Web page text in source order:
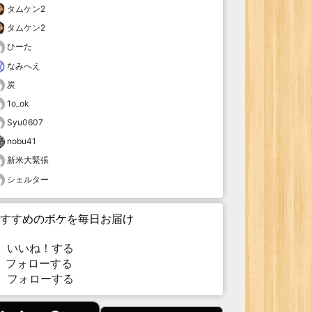
タムケン2
タムケン2
ひーた
なみへえ
炭
1o_ok
Syu0607
nobu41
新米大緊張
シェルター
すめのボケを毎日お届け
いいね！する
ォローする
フォローする